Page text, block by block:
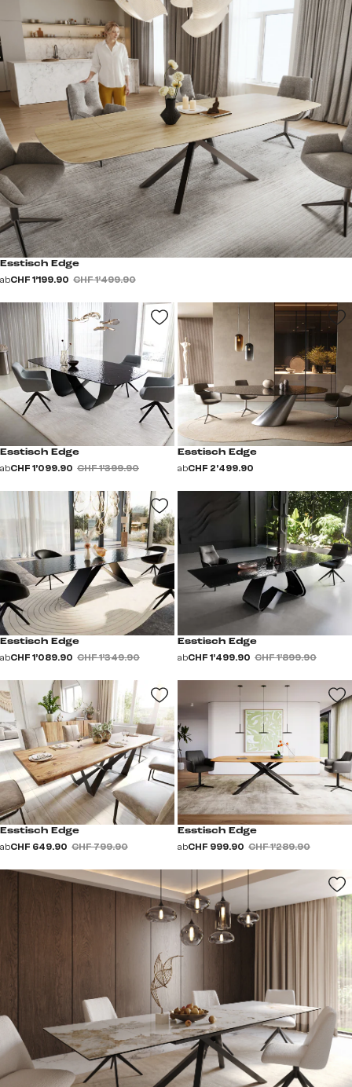
Esstisch Edge
abCHF 1’199.90 CHF 1’499.90
Esstisch Edge
abCHF 1’099.90 CHF 1’399.90
Esstisch Edge
abCHF 2’499.90
Esstisch Edge
abCHF 1’089.90 CHF 1’349.90
Esstisch Edge
abCHF 1’499.90 CHF 1’899.90
Esstisch Edge
abCHF 649.90 CHF 799.90
Esstisch Edge
abCHF 999.90 CHF 1’289.90